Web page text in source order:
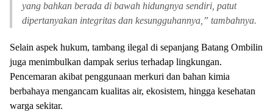
yang bahkan berada di bawah hidungnya sendiri, patut
dipertanyakan integritas dan kesungguhannya,” tambahnya.
Selain aspek hukum, tambang ilegal di sepanjang Batang Ombilin
juga menimbulkan dampak serius terhadap lingkungan.
Pencemaran akibat penggunaan merkuri dan bahan kimia
berbahaya mengancam kualitas air, ekosistem, hingga kesehatan
warga sekitar.